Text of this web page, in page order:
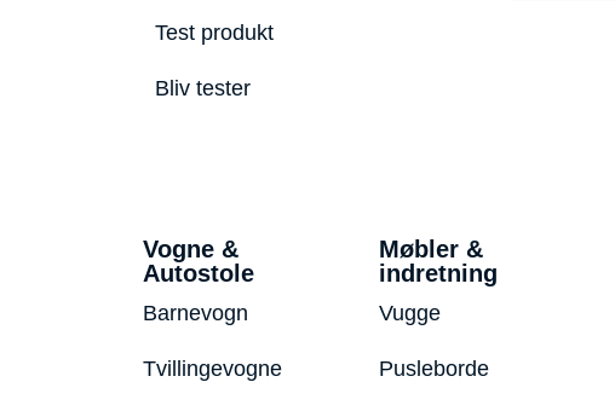
Test produkt
Bliv tester
Vogne &
Autostole
Barnevogn
Tvillingevogne
Møbler &
indretning
Vugge
Pusleborde